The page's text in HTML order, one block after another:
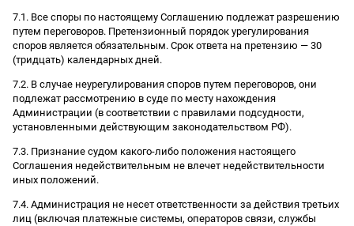
7.1. Все споры по настоящему Соглашению подлежат разрешению
путем переговоров. Претензионный порядок урегулирования
споров является обязательным. Срок ответа на претензию — 30
(тридцать) календарных дней.
7.2. В случае неурегулирования споров путем переговоров, они
подлежат рассмотрению в суде по месту нахождения
Администрации (в соответствии с правилами подсудности,
установленными действующим законодательством РФ).
7.3. Признание судом какого-либо положения настоящего
Соглашения недействительным не влечет недействительности
иных положений.
7.4. Администрация не несет ответственности за действия третьих
лиц (включая платежные системы, операторов связи, службы